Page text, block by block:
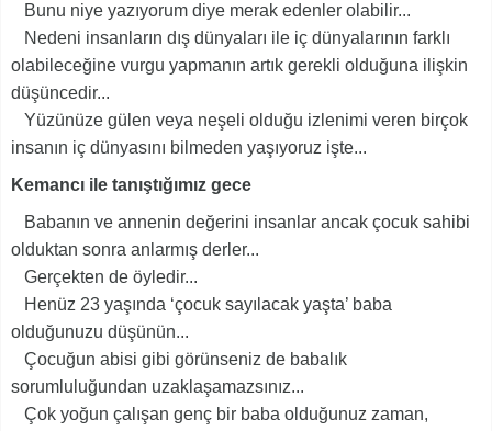
Bunu niye yazıyorum diye merak edenler olabilir...
Nedeni insanların dış dünyaları ile iç dünyalarının farklı
olabileceğine vurgu yapmanın artık gerekli olduğuna ilişkin
düşüncedir...
Yüzünüze gülen veya neşeli olduğu izlenimi veren birçok
insanın iç dünyasını bilmeden yaşıyoruz işte...
Kemancı ile tanıştığımız gece
Babanın ve annenin değerini insanlar ancak çocuk sahibi
olduktan sonra anlarmış derler...
Gerçekten de öyledir...
Henüz 23 yaşında ‘çocuk sayılacak yaşta’ baba
olduğunuzu düşünün...
Çocuğun abisi gibi görünseniz de babalık
sorumluluğundan uzaklaşamazsınız...
Çok yoğun çalışan genç bir baba olduğunuz zaman,